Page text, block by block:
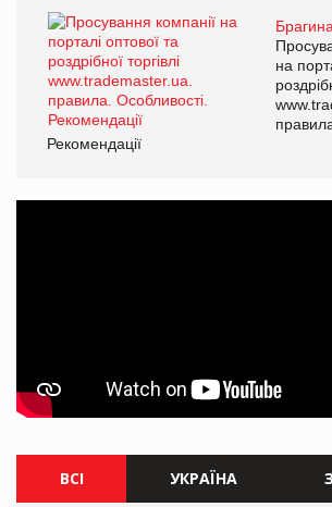
на
Рекомендації
ВСІ УКРАЇНА